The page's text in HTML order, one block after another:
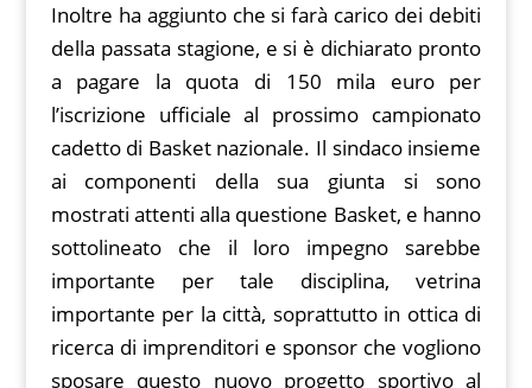
Inoltre ha aggiunto che si farà carico dei debiti
della passata stagione, e si è dichiarato pronto
a pagare la quota di 150 mila euro per
l’iscrizione ufficiale al prossimo campionato
cadetto di Basket nazionale. Il sindaco insieme
ai componenti della sua giunta si sono
mostrati attenti alla questione Basket, e hanno
sottolineato che il loro impegno sarebbe
importante per tale disciplina, vetrina
importante per la città, soprattutto in ottica di
ricerca di imprenditori e sponsor che vogliono
sposare questo nuovo progetto sportivo al